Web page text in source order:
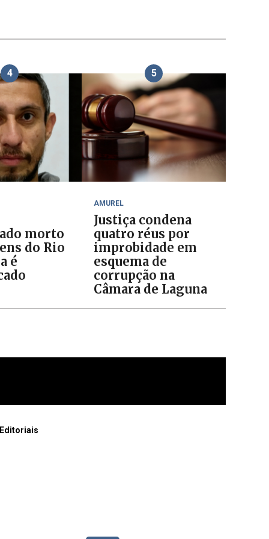
4
morto
do Rio
é
5
AMUREL
Justiça condena
quatro réus por
improbidade em
esquema de
corrupção na
Câmara de Laguna